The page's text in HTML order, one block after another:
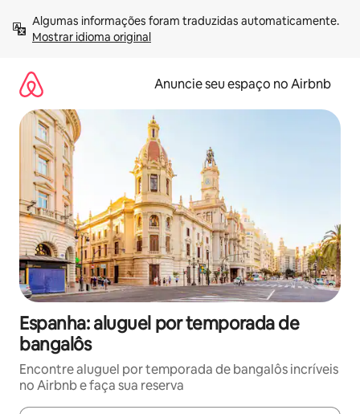
para
Mostrar idioma original
Anuncie seu espaço no Airbnb
Espanha: aluguel por temporada de
bangalôs
Encontre aluguel por temporada de bangalôs incríveis
no Airbnb e faça sua reserva